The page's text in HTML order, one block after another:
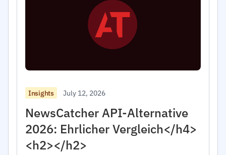
Insights July 12, 2026
NewsCatcher API-Alternative
2026: Ehrlicher Vergleich</h4>
<h2></h2>